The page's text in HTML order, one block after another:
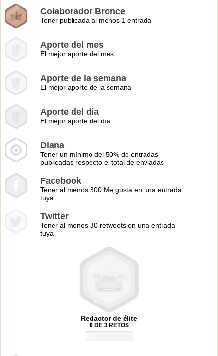
Colaborador Bronce
Tener publicada al menos 1 entrada
Aporte del mes
El mejor aporte del mes
Aporte de la semana
El mejor aporte de la semana
Aporte del día
El mejor aporte del día
Diana
Tener un mínimo del 50% de entradas
publicadas respecto el total de enviadas
Facebook
Tener al menos 300 Me gusta en una entrada
tuya
Twitter
Tener al menos 30 retweets en una entrada
tuya
Redactor de élite
0 DE 3 RETOS